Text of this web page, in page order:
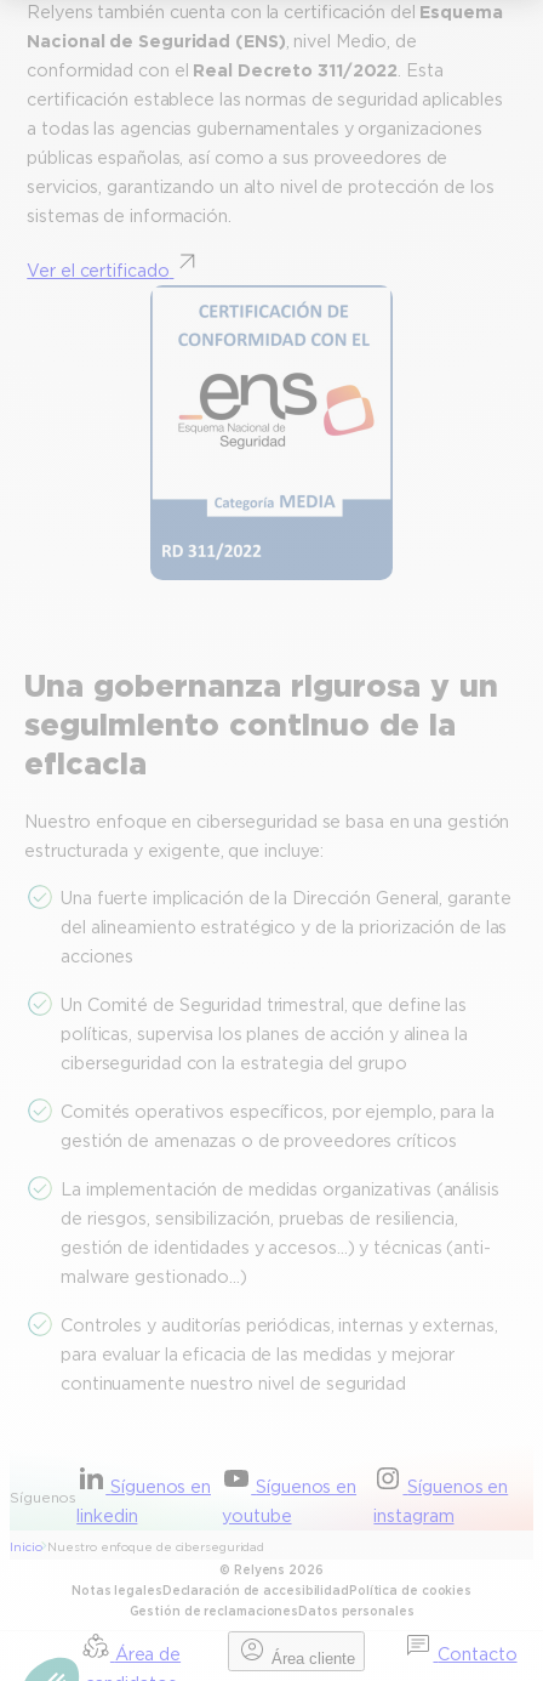
Área de
Área cliente Contacto
Relyens también cuenta con la certificación del Esquema
Nacional de Seguridad (ENS) , nivel Medio, de
conformidad con el Real Decreto 311/2022 . Esta
certificación establece las normas de seguridad aplicables
a todas las agencias gubernamentales y organizaciones
públicas españolas, así como a sus proveedores de
servicios, garantizando un alto nivel de protección de los
sistemas de información.
Ver el certificado
Una gobernanza rigurosa y un
seguimiento continuo de la
eficacia
Nuestro enfoque en ciberseguridad se basa en una gestión
estructurada y exigente, que incluye:
Una fuerte implicación de la Dirección General, garante
del alineamiento estratégico y de la priorización de las
acciones
Un Comité de Seguridad trimestral, que define las
políticas, supervisa los planes de acción y alinea la
ciberseguridad con la estrategia del grupo
Comités operativos específicos, por ejemplo, para la
gestión de amenazas o de proveedores críticos
La implementación de medidas organizativas (análisis
de riesgos, sensibilización, pruebas de resiliencia,
gestión de identidades y accesos…) y técnicas (anti-
malware gestionado…)
Controles y auditorías periódicas, internas y externas,
para evaluar la eficacia de las medidas y mejorar
continuamente nuestro nivel de seguridad
Síguenos
Síguenos en
linkedin
Síguenos en
youtube
Síguenos en
instagram
Inicio Nuestro enfoque de ciberseguridad
© Relyens 2026
Notas legalesDeclaración de accesibilidadPolítica de cookies
Gestión de reclamacionesDatos personales